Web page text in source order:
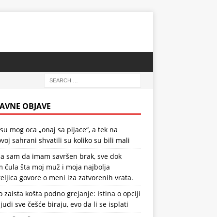
OBJAVE
mog oca „onaj sa pijace“, a tek na
sahrani shvatili su koliko su bili mali
sam da imam savršen brak, sve dok
čula šta moj muž i moja najbolja
govore o meni iza zatvorenih vrata.
zaista košta podno grejanje: Istina o opciji
sve češće biraju, evo da li se isplati